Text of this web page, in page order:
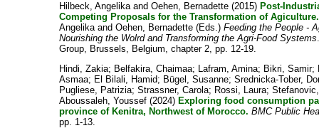
Hilbeck, AngelikaandOehen, Bernadette (2015) Post-
Competing Proposals for the Transformation of Agiculture.
AngelikaandOehen, Bernadette (Eds.)Feeding the People -
Nourishing the Wolrd and Transforming the Agri-Food Systems
Group, Brussels, Belgium, chapter 2, pp. 12-19.
Hindi, Zakia; Belfakira, Chaimaa; Lafram, Amina; Bikri, Samir;
Asmaa; El Bilali, Hamid; Bügel, Susanne;Srednicka-Tober,
Pugliese, Patrizia;Strassner, Carola; Rossi, Laura;
Aboussaleh, Youssef (2024) Exploring food consumption
province of Kenitra, Northwest of Morocco. BMC Public
pp. 1-13.